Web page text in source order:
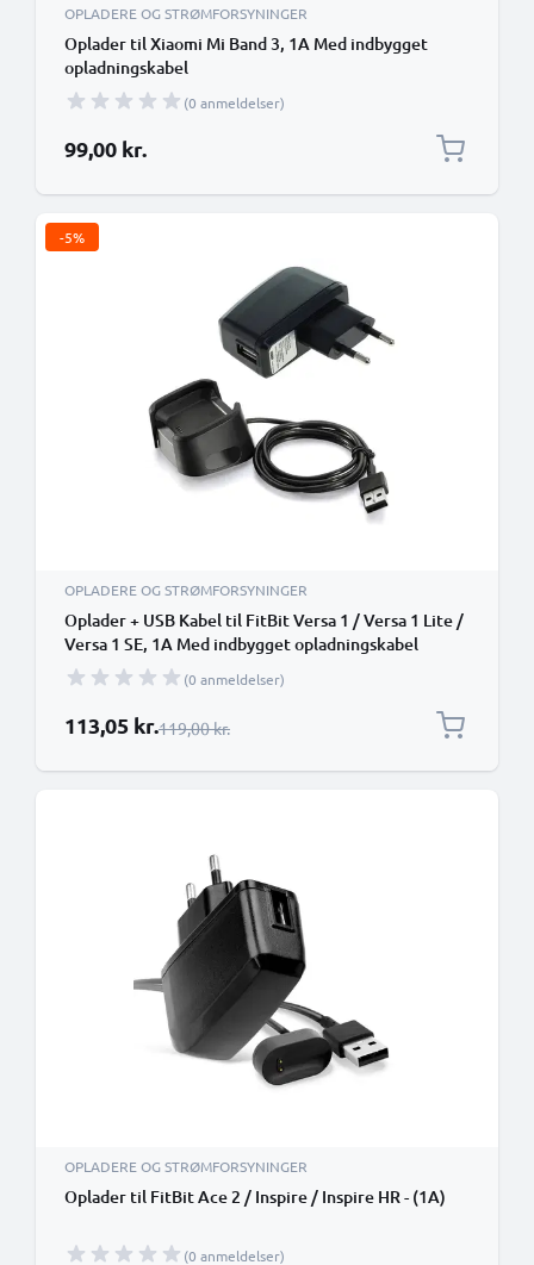
OPLADERE OG STRØMFORSYNINGER
Oplader til Xiaomi Mi Band 3, 1A Med indbygget
opladningskabel
(0 anmeldelser)
99,00 kr.
-5%
OPLADERE OG STRØMFORSYNINGER
Oplader + USB Kabel til FitBit Versa 1 / Versa 1 Lite /
Versa 1 SE, 1A Med indbygget opladningskabel
(0 anmeldelser)
Særlig pris
113,05 kr.Almindelig pris
119,00 kr.
OPLADERE OG STRØMFORSYNINGER
Oplader til FitBit Ace 2 / Inspire / Inspire HR - (1A)
(0 anmeldelser)